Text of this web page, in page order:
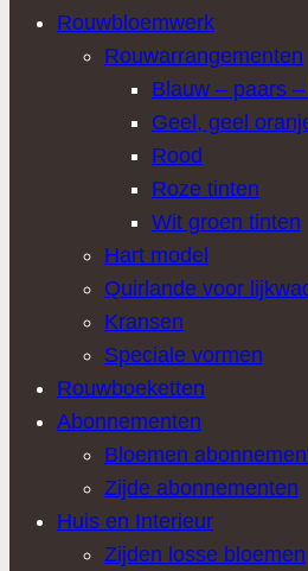
Rouwbloemwerk
Rouwarrangementen
Blauw – paars
Geel, geel
Rood
Roze tinten
Wit groen tinten
Hart model
Quirlande voor
Kransen
Speciale vormen
Rouwboeketten
Abonnementen
Bloemen
Zijde abonnementen
Huis en Interieur
Zijden losse bloemen